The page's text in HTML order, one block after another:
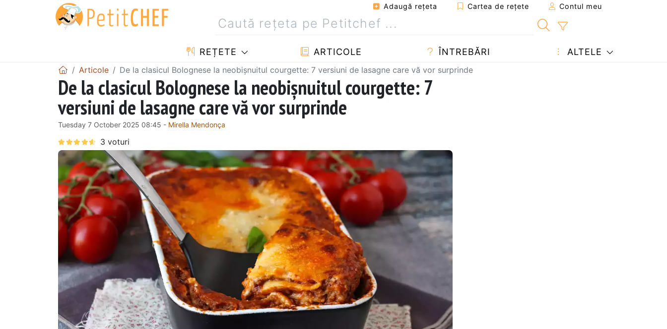
Adaugă reţeta Cartea de rețete Contul meu
REȚETE ARTICOLE ÎNTREBĂRI ALTELE
Articole De la clasicul Bolognese la neobișnuitul courgette: 7 versiuni de lasagne care vă vor surprinde
De la clasicul Bolognese la neobișnuitul courgette: 7
versiuni de lasagne care vă vor surprinde
Tuesday 7 October 2025 08:45 - Mirella Mendonça